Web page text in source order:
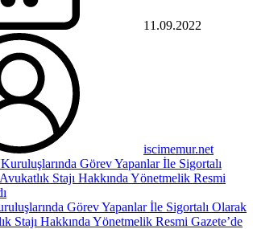
11.09.2022
iscimemur.net
Görev Yapanlar İle Sigortalı Olarak
Stajı Hakkında Yönetmelik Resmi Gazete’de